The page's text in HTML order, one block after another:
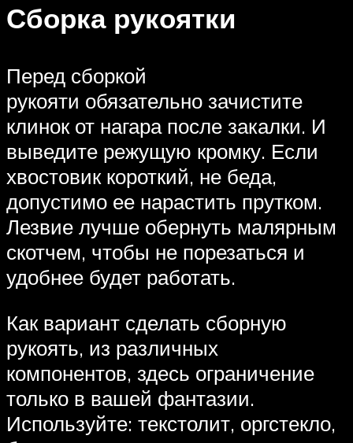
Сборка рукоятки
Перед сборкой
рукояти обязательно зачистите
клинок от нагара после закалки. И
выведите режущую кромку. Если
хвостовик короткий, не беда,
допустимо ее нарастить прутком.
Лезвие лучше обернуть малярным
скотчем, чтобы не порезаться и
удобнее будет работать.
Как вариант сделать сборную
рукоять, из различных
компонентов, здесь ограничение
только в вашей фантазии.
Используйте: текстолит, оргстекло,